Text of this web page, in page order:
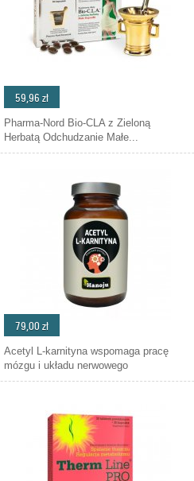
59,96 zł
Pharma-Nord Bio-CLA z Zieloną
Herbatą Odchudzanie Małe...
79,00 zł
Acetyl L-karnityna wspomaga pracę
mózgu i układu nerwowego